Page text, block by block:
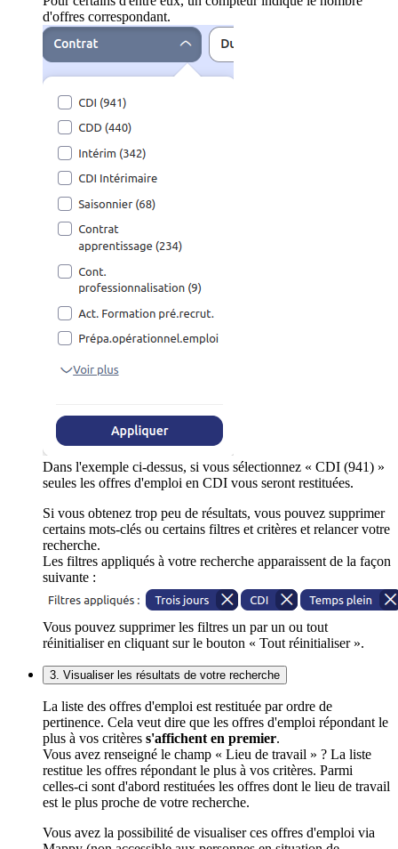
d'offres correspondant.
Dans l'exemple ci-dessus, si vous sélectionnez « CDI (941) »
seules les offres d'emploi en CDI vous seront restituées.
Si vous obtenez trop peu de résultats, vous pouvez supprimer
certains mots-clés ou certains filtres et critères et relancer votre
recherche.
Les filtres appliqués à votre recherche apparaissent de la façon
suivante :
Vous pouvez supprimer les filtres un par un ou tout
réinitialiser en cliquant sur le bouton « Tout réinitialiser ».
3. Visualiser les résultats de votre recherche
La liste des offres d'emploi est restituée par ordre de
pertinence. Cela veut dire que les offres d'emploi répondant le
plus à vos critères s'affichent en premier.
Vous avez renseigné le champ « Lieu de travail » ? La liste
restitue les offres répondant le plus à vos critères. Parmi
celles-ci sont d'abord restituées les offres dont le lieu de travail
est le plus proche de votre recherche.
Vous avez la possibilité de visualiser ces offres d'emploi via